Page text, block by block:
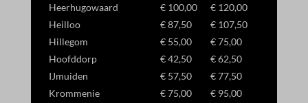
Heerhugowaard
€ 100,00
€ 120,00
Heilloo
€ 87,50
€ 107,50
Hillegom
€ 55,00
€ 75,00
Hoofddorp
€ 42,50
€ 62,50
IJmuiden
€ 57,50
€ 77,50
Krommenie
€ 75,00 € 95,00